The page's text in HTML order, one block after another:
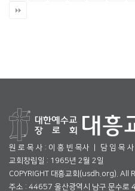
원 로 목 사 : 이 흥 빈 목사 ㅣ 담 임 목
교회창립일 : 1965년 2월 2일
COPYRIGHT 대흥교회(usdh.org). All
주소 : 44657 울산광역시 남구 문수로